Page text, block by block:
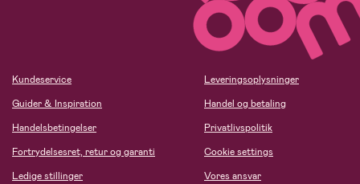
Kundeservice
Guider & Inspiration
Handelsbetingelser
Fortrydelsesret, retur og garanti
Ledige stillinger
Leveringsoplysninger
Handel og betaling
Privatlivspolitik
Cookie settings
Vores ansvar